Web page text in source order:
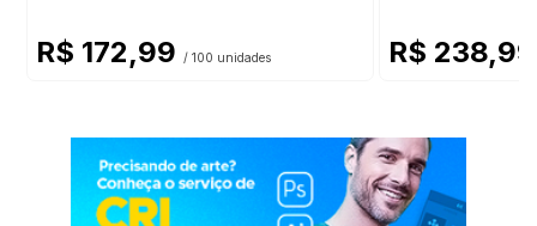
R$ 172,99 / 100 unidades R$